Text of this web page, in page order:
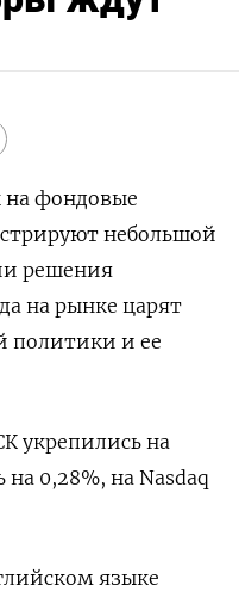
на фондовые
небольшой
решения
на рынке царят
политики и ее
укрепились на
на 0,28%, на Nasdaq
языке